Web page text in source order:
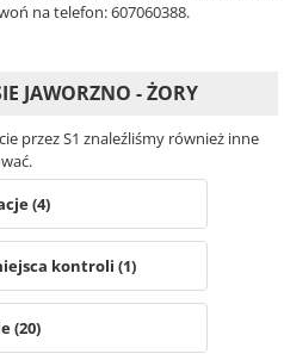
na telefon: 607060388.
JAWORZNO - ŻORY
przez S1 znaleźliśmy również inne
(4)
kontroli (1)
(20)